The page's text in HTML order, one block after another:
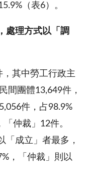
（表6）。
處理方式以「調
其中勞工行政主
間團體13,649件，
件，占98.9%
仲裁」12件。
「成立」者最多，
，「仲裁」則以